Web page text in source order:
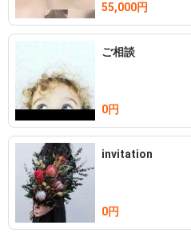
55,000円
ご相談
0円
invitation
0円